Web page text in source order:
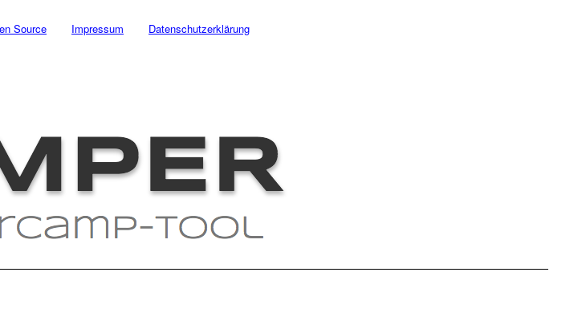
Source Impressum Datenschutzerklärung